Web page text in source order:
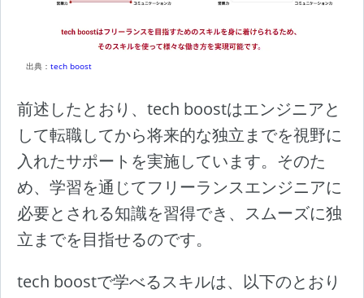
出典： tech boost
前述したとおり、tech boostはエンジニアと
して転職してから将来的な独立までを視野に
入れたサポートを実施しています。そのた
め、学習を通じてフリーランスエンジニアに
必要とされる知識を習得でき、スムーズに独
立までを目指せるのです。
tech boostで学べるスキルは、以下のとおり